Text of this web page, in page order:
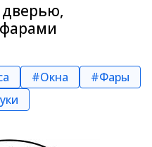
дверью,
#Окна
#Фары